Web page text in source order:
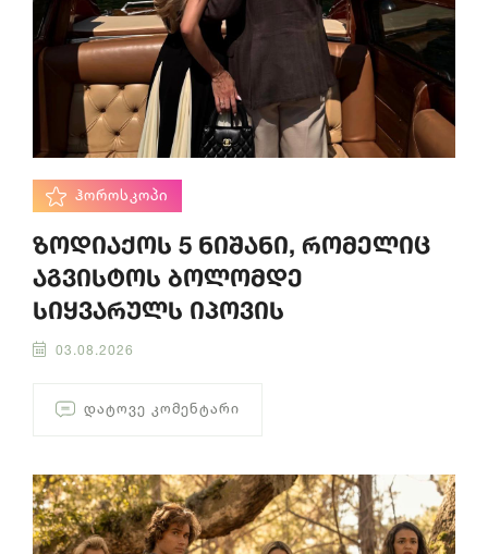
ᲰᲝᲠᲝᲡᲙᲝᲞᲘ
ზოდიაქოს 5 ნიშანი, რომელიც
აგვისტოს ბოლომდე
სიყვარულს იპოვის
03.08.2026
ᲓᲐᲢᲝᲕᲔ ᲙᲝᲛᲔᲜᲢᲐᲠᲘ